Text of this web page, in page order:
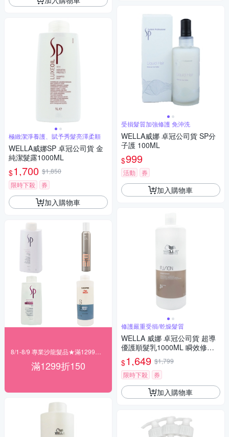
極緻潔淨養護、賦予秀髮亮澤柔順
WELLA威娜SP 卓冠公司貨 金
純潔髮露1000ML
$1,700 $1,850
限時下殺
券
加入購物車
滿1299折150
受損髮質加強修護 免沖洗
WELLA威娜 卓冠公司貨 SP分
子護 100ML
$999
活動 券
加入購物車
修護嚴重受損/乾燥髮質
WELLA 威娜 卓冠公司貨 超導
優護順髮乳1000ML 瞬效修護
附壓頭
$1,649 $1,799
限時下殺
券
加入購物車